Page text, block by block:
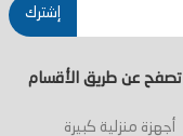
إشترك
تصفح عن طريق الأقسام
أجهزة منزلية كبيرة